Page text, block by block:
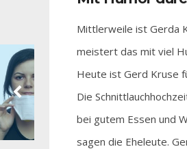
Mittlerweile ist Gerda
meistert das mit viel
Heute ist Gerd Kruse
Die
bei gutem Essen und
sagen die Eheleute.